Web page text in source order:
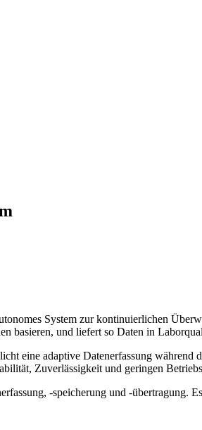
System zur kontinuierlichen
basieren, und liefert so Daten in
eine adaptive Datenerfassung während
Zuverlässigkeit und geringen
-speicherung und -übertragung.